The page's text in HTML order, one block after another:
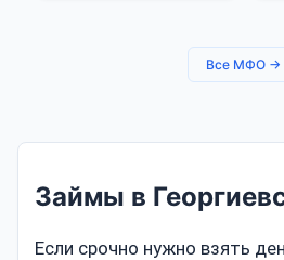
Все МФО →
Займы в
Если срочно нужно взять